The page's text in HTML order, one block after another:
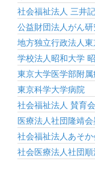
社会福祉法人 三井
公益財団法人がん
地方独立行政法人
学校法人昭和大学
東京大学医学部附属
東京科学大学病院
社会福祉法人 賛育
医療法人社団隆靖
社会福祉法人あそ
社会医療法人社団